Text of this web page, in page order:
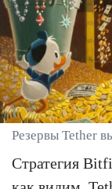
Резервы Tether
Стратегия